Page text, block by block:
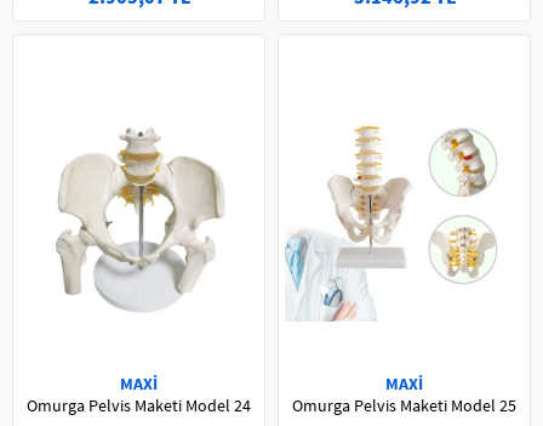
MAXİ
Omurga Pelvis Maketi Model 24
MAXİ
Omurga Pelvis Maketi Model 25